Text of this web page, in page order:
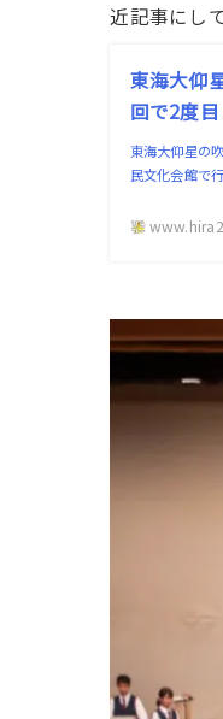
近記事にし
東海大仰
回で2度
東海大仰星の
民文化会館で